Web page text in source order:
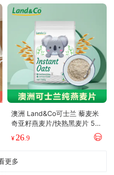
2
澳洲 Land&Co可士兰 藜麦米
奇亚籽燕麦片/快熟黑麦片 50
0g/袋
¥ 26 .9
更多